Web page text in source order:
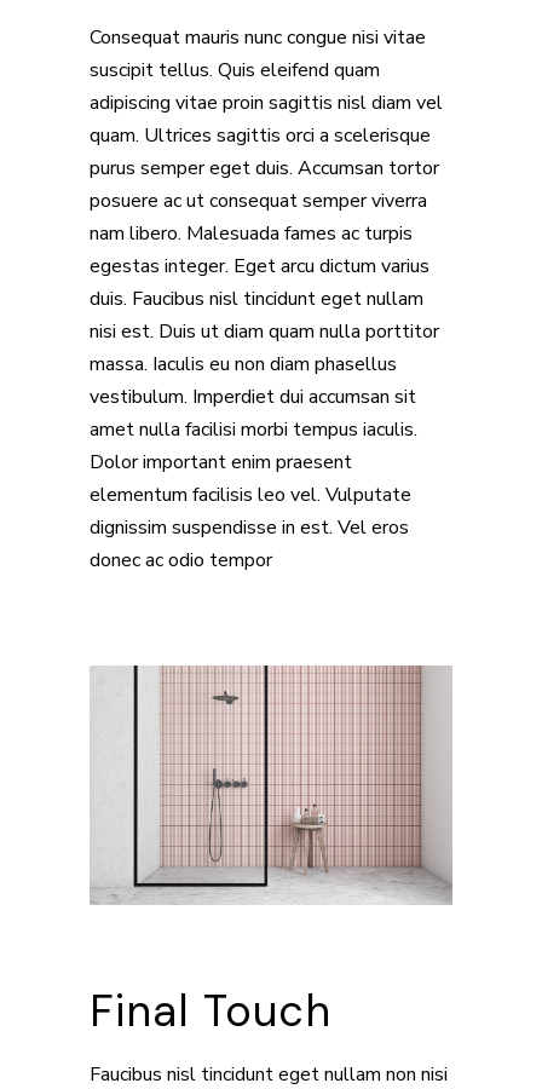
Consequat mauris nunc congue nisi vitae
suscipit tellus. Quis eleifend quam
adipiscing vitae proin sagittis nisl diam vel
quam. Ultrices sagittis orci a scelerisque
purus semper eget duis. Accumsan tortor
posuere ac ut consequat semper viverra
nam libero. Malesuada fames ac turpis
egestas integer. Eget arcu dictum varius
duis. Faucibus nisl tincidunt eget nullam
nisi est. Duis ut diam quam nulla porttitor
massa. Iaculis eu non diam phasellus
vestibulum. Imperdiet dui accumsan sit
amet nulla facilisi morbi tempus iaculis.
Dolor important enim praesent
elementum facilisis leo vel. Vulputate
dignissim suspendisse in est. Vel eros
donec ac odio tempor
Final Touch
Faucibus nisl tincidunt eget nullam non nisi